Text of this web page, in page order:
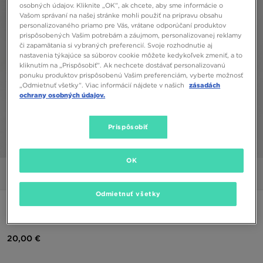
Obrázky Video
ADIDAS 3 STRIPES POLY SHORTS
20,00 €
osobných údajov. Kliknite „OK”, ak chcete, aby sme informácie o
Vašom správaní na našej stránke mohli použiť na prípravu obsahu
personalizovaného priamo pre Vás, vrátane odporúčaní produktov
prispôsobených Vašim potrebám a záujmom, personalizovanej reklamy
či zapamätania si vybraných preferencií. Svoje rozhodnutie aj
nastavenia týkajúce sa súborov cookie môžete kedykoľvek zmeniť, a to
kliknutím na „Prispôsobiť”. Ak nechcete dostávať personalizovanú
ponuku produktov prispôsobenú Vašim preferenciám, vyberte možnosť
„Odmietnuť všetky”. Viac informácií nájdete v našich
zásadách
ochrany osobných údajov.
Prispôsobiť
Odmietnuť všetky
OK